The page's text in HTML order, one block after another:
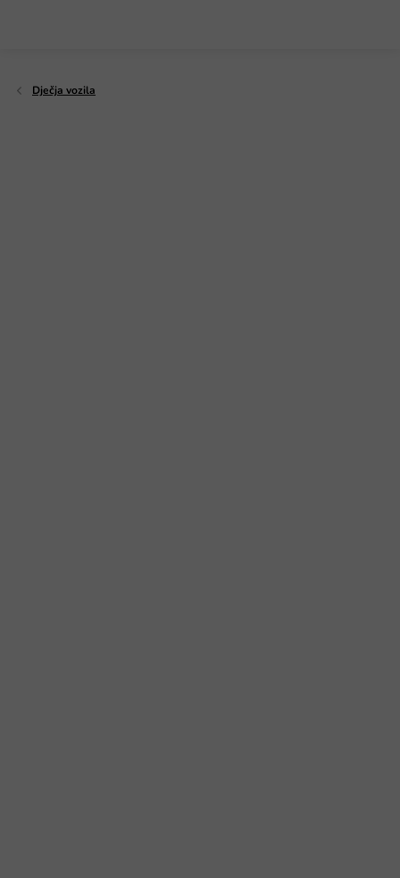
Dječja vozila